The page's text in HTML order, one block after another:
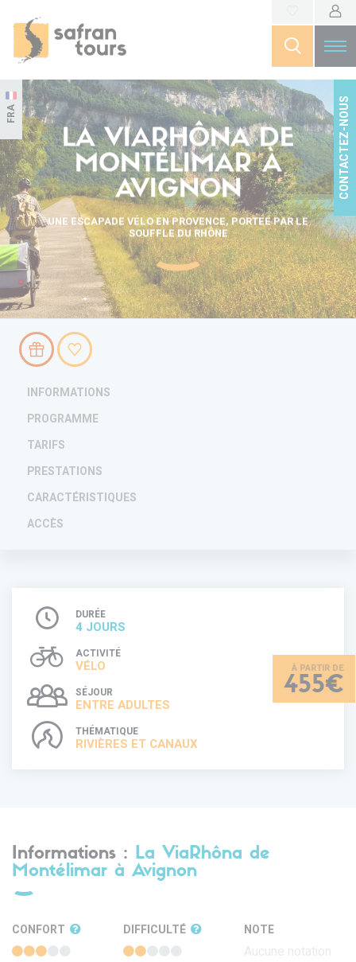
FRA CONTACTEZ-NOUS
LA VIARHÔNA DE
MONTÉLIMAR À
AVIGNON
UNE ESCAPADE VÉLO EN PROVENCE, PORTÉE PAR LE
SOUFFLE DU RHÔNE
INFORMATIONS
PROGRAMME
TARIFS
PRESTATIONS
CARACTÉRISTIQUES
ACCÈS
DURÉE
4 JOURS
ACTIVITÉ
VÉLO
SÉJOUR
ENTRE ADULTES
THÉMATIQUE
RIVIÈRES ET CANAUX
455€
Informations : La ViaRhôna de
Montélimar à Avignon
CONFORT DIFFICULTÉ NOTE